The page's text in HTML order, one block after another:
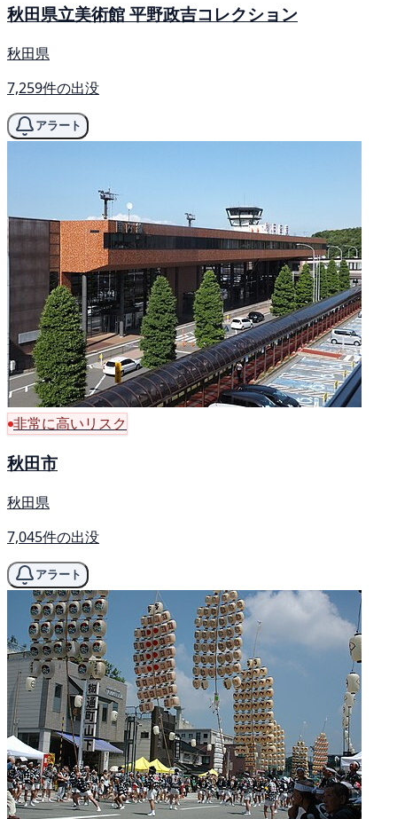
秋田県立美術館 平野政吉コレクション
秋田県
7,259件の出没
アラート
非常に高いリスク
秋田市
秋田県
7,045件の出没
アラート